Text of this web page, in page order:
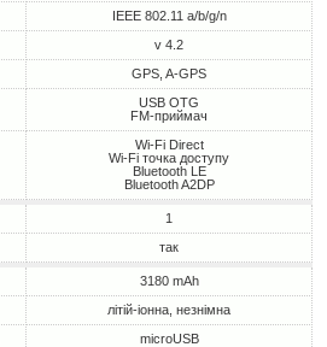
IEEE 802.11 a/b/g/n
v 4.2
GPS, A-GPS
USB OTG
FM-приймач
Wi-Fi Direct
Wi-Fi точка доступу
Bluetooth LE
Bluetooth A2DP
1
так
3180 mAh
літій-іонна, незнімна
microUSB